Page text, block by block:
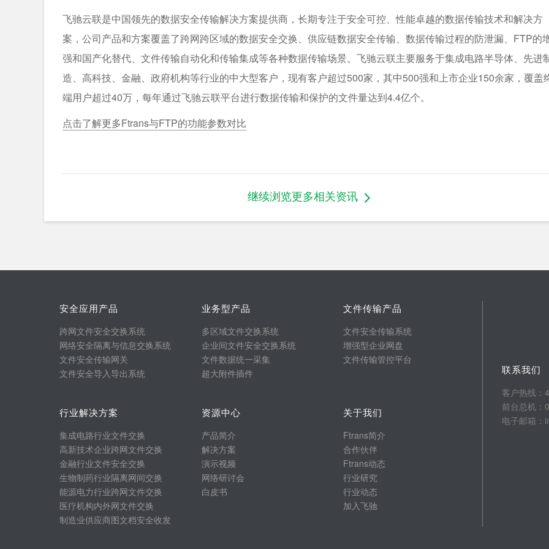
飞驰云联是中国领先的数据安全传输解决方案提供商，长期专注于安全可控、性能卓越的数据传输技术和解决方
案，公司产品和方案覆盖了跨网跨区域的数据安全交换、供应链数据安全传输、数据传输过程的防泄漏、FTP的
强和国产化替代、文件传输自动化和传输集成等各种数据传输场景。飞驰云联主要服务于集成电路半导体、先进
造、高科技、金融、政府机构等行业的中大型客户，现有客户超过500家，其中500强和上市企业150余家，覆盖
端用户超过40万，每年通过飞驰云联平台进行数据传输和保护的文件量达到4.4亿个。
点击了解更多Ftrans与FTP的功能参数对比
继续浏览更多相关资讯
安全应用产品
跨网文件安全交换系统
网络安全隔离与信息交换系统
文件安全传输网关
文件安全导入导出系统
业务型产品
多区域文件交换系统
企业间文件安全交换系统
文件数据统一采集
超大附件插件
文件传输产品
文件安全传输系统
增强型企业网盘
文件传输管控平台
行业解决方案
集成电路行业文件交换
高新技术企业跨网文件交换
金融行业文件安全交换
生物制药行业隔离网间交换
能源电力行业跨网文件交换
医疗机构内外网文件交换
制造业供应商图文档安全收发
资源中心
产品简介
解决方案
演示视频
网络研讨会
白皮书
关于我们
Ftrans简介
合作伙伴
Ftrans动态
行业研究
行业动态
加入飞驰
联系我们
客户热线：
前台总机：
电子邮箱：